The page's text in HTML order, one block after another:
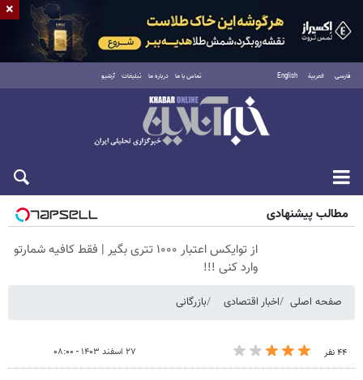
فارسی العربية English تماس با ما درباره ما تبلیغات آرشیو
پنجشنبه ۱۵ مرداد ۱۴۰۵
مطالب پیشنهادی
از توایکس اعتبار ۱۰۰۰ تتری بگیر | فقط کافیه شمارتو
وارد کنی !!!
صفحه اصلی اخبار اقتصادی بازرگانی
۴۴ نفر ۲۷ اسفند ۱۴۰۳ - ۰۸:۰۰
×